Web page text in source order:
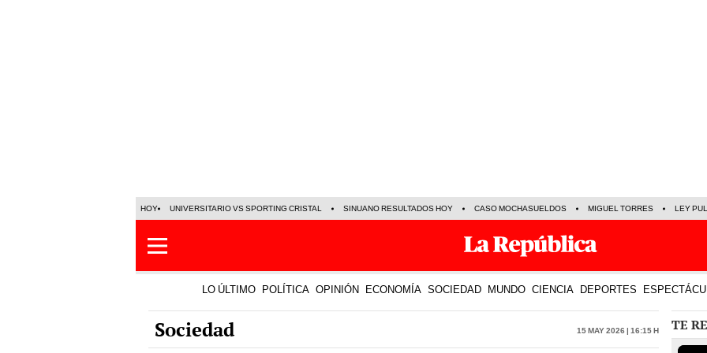
HOY UNIVERSITARIO VS SPORTING CRISTAL SINUANO RESULTADOS HOY CASO MOCHASUELDOS MIGUEL TORRES LEY
LO ÚLTIMO POLÍTICA OPINIÓN ECONOMÍA SOCIEDAD MUNDO CIENCIA DEPORTES
Sociedad 15 May 2026 | 16:15 h TE